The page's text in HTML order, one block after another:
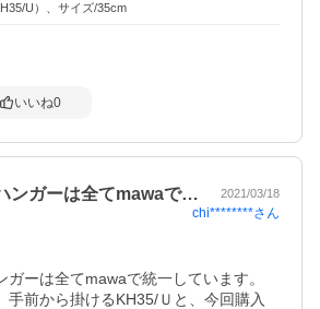
U）、サイズ/35cm
いいね0
ンガーは全てmawaで… 2021/03/18
chi********さん
ガーは全てmawaで統一しています。
手前から掛けるKH35/Ｕと、今回購入